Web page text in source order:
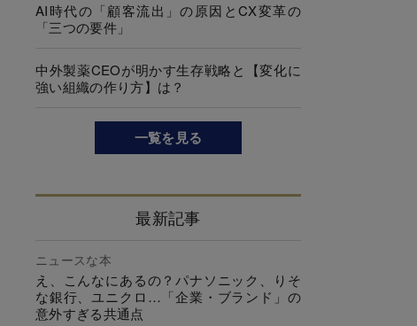
AI時代の「顧客流出」の原因とCX変革の
「三つの要件」
中外製薬CEOが明かす生存戦略と【変化に
強い組織の作り方】は？
一覧を見る
最新記事
ニュースな本
え、こんなにあるの？パナソニック、りそ
な銀行、ユニクロ…「企業・ブランド」の
意外すぎる共通点